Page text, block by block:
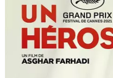
Fight Club
Pulp Fiction
Les Crimes du futur
Les Dents de la mer
Drive : Ryan Gosling